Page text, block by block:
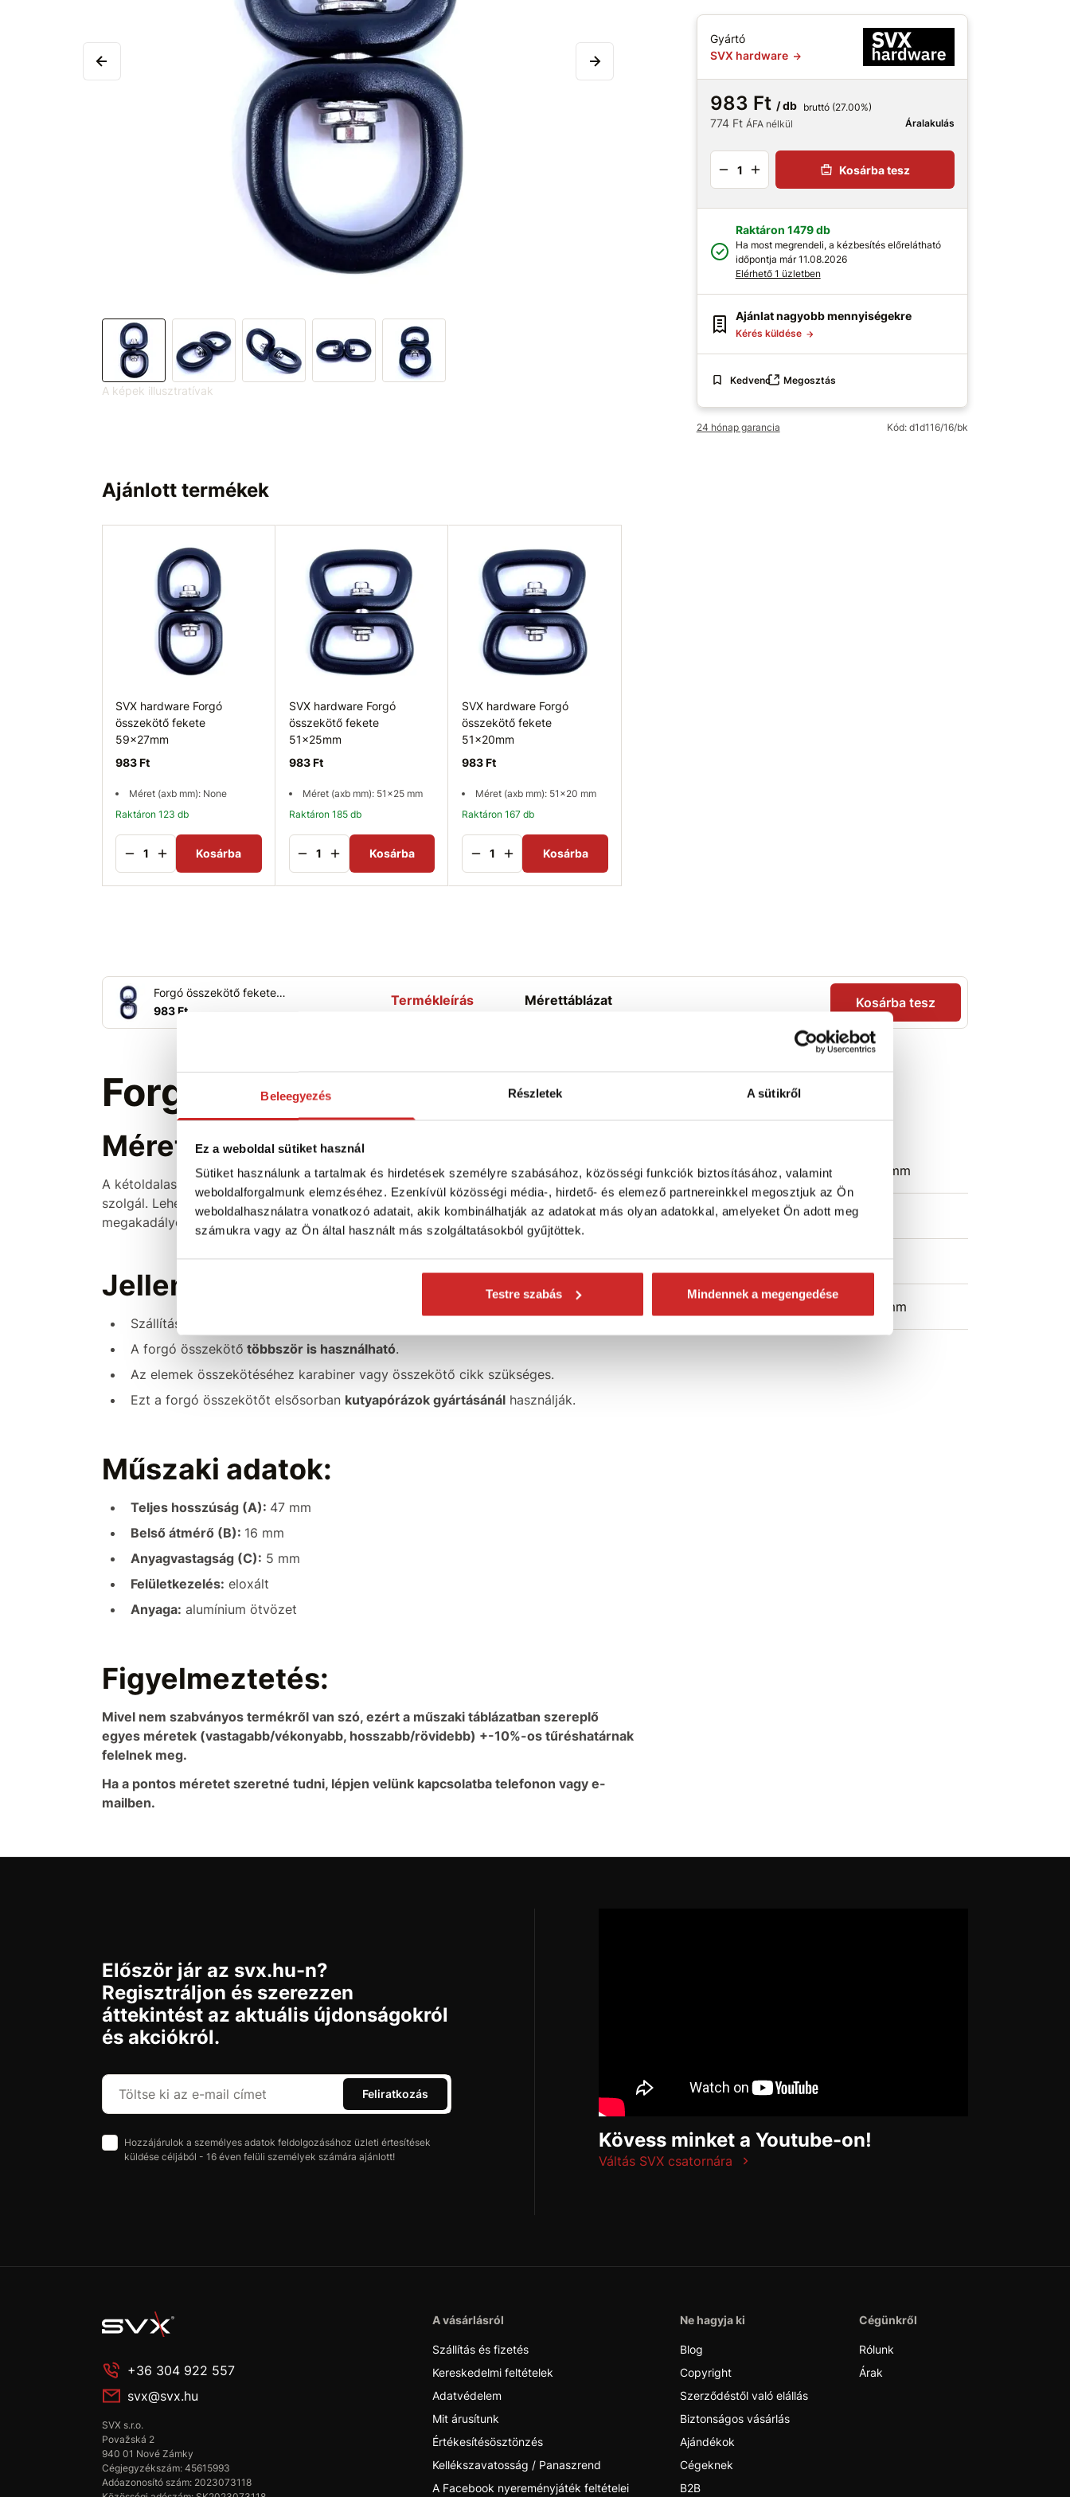
Beleegyezés Részletek A sütikről
Ez a weboldal sütiket használ
Sütiket használunk a tartalmak és hirdetések személyre szabásához, közösségi funkciók biztosításához, valamint
weboldalforgalmunk elemzéséhez. Ezenkívül közösségi média-, hirdető- és elemező partnereinkkel megosztjuk az Ön
weboldalhasználatra vonatkozó adatait, akik kombinálhatják az adatokat más olyan adatokkal, amelyeket Ön adott meg
számukra vagy az Ön által használt más szolgáltatásokból gyűjtöttek.
Testre szabás Mindennek a megengedése
A képek illusztratívak
Gyártó
SVX hardware
983 Ft / db bruttó (27.00%)
774 Ft ÁFA nélkül Áralakulás
Kosárba tesz
Raktáron 1479 db
Ha most megrendeli, a kézbesítés előrelátható
időpontja már 11.08.2026
Elérhető 1 üzletben
Ajánlat nagyobb mennyiségekre
Kérés küldése
Kedvenc Megosztás
24 hónap garancia Kód: d1d116/16/bk
Ajánlott termékek
SVX hardware Forgó
összekötő fekete
59x27mm
983 Ft
Méret (axb mm): None
Raktáron 123 db
Kosárba
SVX hardware Forgó
összekötő fekete
51x25mm
983 Ft
Méret (axb mm): 51x25 mm
Raktáron 185 db
Kosárba
SVX hardware Forgó
összekötő fekete
51x20mm
983 Ft
Méret (axb mm): 51x20 mm
Raktáron 167 db
Kosárba
Forgó összekötő fekete 47x16mm
983 Ft
Termékleírás Mérettáblázat Kosárba tesz
Forgó összekötő fekete
Mérete: 47x16 mm
A kétoldalas forgó összekötő elsősorban forgó és mozgó tárgyak felakasztására
szolgál. Lehetővé teszi, hogy a rögzített elemek
a tengelyük körül forogjanak
, ami
megakadályozza a láncok, kábelek, kötelek elcsavarodását.
Jellemzők:
Szállítás vagy emelés közbeni
A forgó összekötő többször is használható.
Az elemek összekötéséhez karabiner vagy összekötő cikk szükséges.
Ezt a forgó összekötőt elsősorban kutyapórázok gyártásánál használják.
Műszaki adatok:
Teljes hosszúság (A): 47 mm
Belső átmérő (B): 16 mm
Anyagvastagság (C): 5 mm
Felületkezelés: eloxált
Anyaga: alumínium ötvözet
Figyelmeztetés:
Mivel nem szabványos termékről van szó, ezért a műszaki táblázatban szereplő
egyes méretek (vastagabb/vékonyabb, hosszabb/rövidebb) +-10%-os tűréshatárnak
felelnek meg.
Ha a pontos méretet szeretné tudni, lépjen velünk kapcsolatba telefonon vagy e-
mailben.
Műszaki
Méret (axb mm) 47x16 mm
Teljes hossz 47 mm
47x16mm
Először jár az svx.hu-n?
Regisztráljon és szerezzen
áttekintést az aktuális újdonságokról
és akciókról.
Feliratkozás
Hozzájárulok a személyes adatok feldolgozásához üzleti értesítések
küldése céljából - 16 éven felüli személyek számára ajánlott!
Kövess minket a Youtube-on!
Váltás SVX csatornára
+36 304 922 557
svx@svx.hu
SVX s.r.o.
Považská 2
940 01 Nové Zámky
Cégjegyzékszám: 45615993
Adóazonosító szám: 2023073118
A vásárlásról
Szállítás és fizetés
Kereskedelmi feltételek
Adatvédelem
Mit árusítunk
Értékesítésösztönzés
Kellékszavatosság / Panaszrend
A Facebook nyereményjáték feltételei
Ne hagyja ki
Blog
Copyright
Szerződéstől való elállás
Biztonságos vásárlás
Ajándékok
Cégeknek
B2B
Cégünkről
Rólunk
Árak